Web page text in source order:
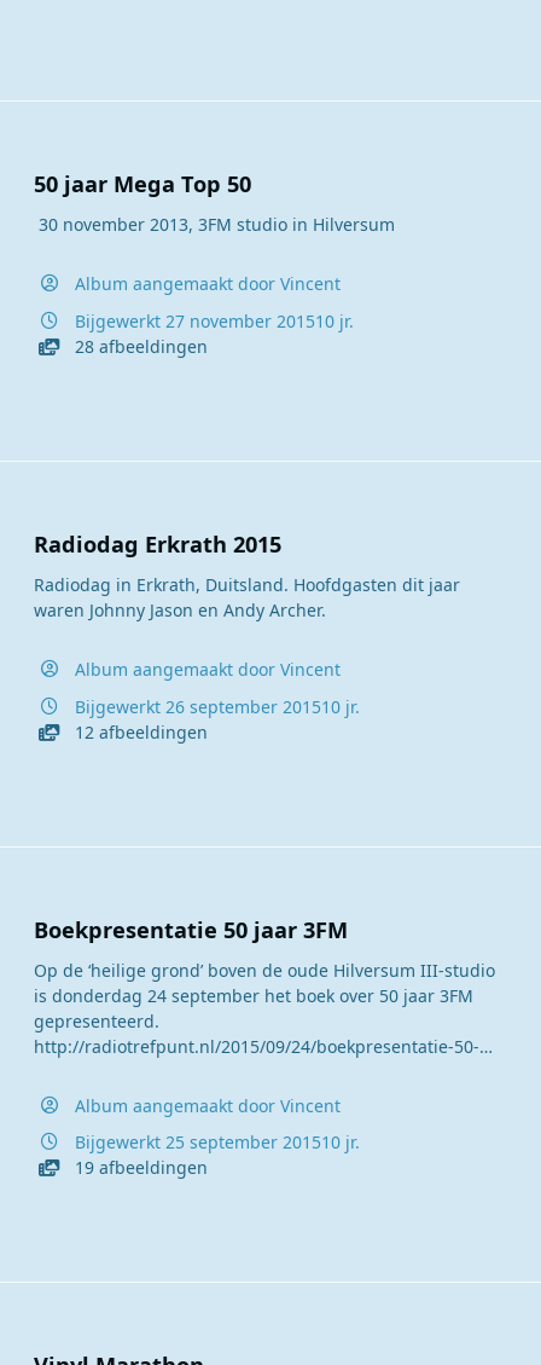
50 jaar Mega Top 50
30 november 2013, 3FM studio in Hilversum
Album aangemaakt door Vincent
Bijgewerkt 27 november 201510 jr.
28 afbeeldingen
Radiodag Erkrath 2015
Radiodag in Erkrath, Duitsland. Hoofdgasten dit jaar
waren Johnny Jason en Andy Archer.
Album aangemaakt door Vincent
Bijgewerkt 26 september 201510 jr.
12 afbeeldingen
Boekpresentatie 50 jaar 3FM
Op de ‘heilige grond’ boven de oude Hilversum III-studio
is donderdag 24 september het boek over 50 jaar 3FM
gepresenteerd.
http://radiotrefpunt.nl/2015/09/24/boekpresentatie-50-
Album aangemaakt door Vincent
Bijgewerkt 25 september 201510 jr.
19 afbeeldingen